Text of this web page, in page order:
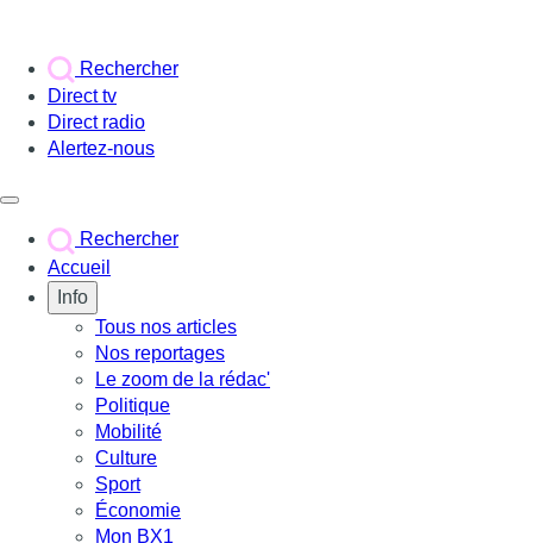
Rechercher
Direct tv
Direct radio
Alertez-nous
Rechercher
Accueil
Info
Tous nos articles
Nos reportages
Le zoom de la rédac'
Politique
Mobilité
Culture
Sport
Économie
Mon BX1